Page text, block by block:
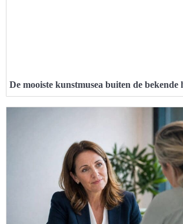
De mooiste kunstmusea buiten de bekende